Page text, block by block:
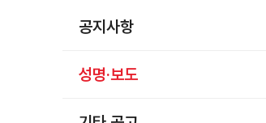
공지사항
성명·보도